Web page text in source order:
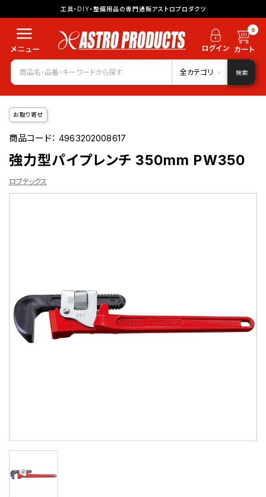
工具・DIY・整備用品の専門通販アストロプロダクツ
0
全カテゴリ 検索
お取り寄せ
商品コード：4963202008617
強力型パイプレンチ 350mm PW350
ロブテックス